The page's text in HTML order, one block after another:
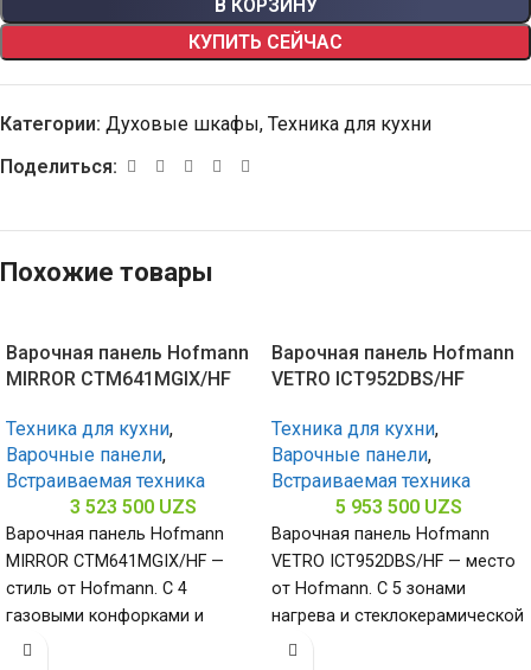
В КОРЗИНУ
КУПИТЬ СЕЙЧАС
Категории: Духовые шкафы, Техника для кухни
Поделиться:
Похожие товары
Варочная панель Hofmann
MIRROR CTM641MGIX/HF
Техника для кухни,
Варочные панели,
Встраиваемая техника
3 523 500 UZS
Варочная панель Hofmann
MIRROR CTM641MGIX/HF —
стиль от Hofmann. С 4
газовыми конфорками и
поверхностью из
Варочная панель Hofmann
VETRO ICT952DBS/HF
Техника для кухни,
Варочные панели,
Встраиваемая техника
5 953 500 UZS
Варочная панель Hofmann
VETRO ICT952DBS/HF — место
от Hofmann. С 5 зонами
нагрева и стеклокерамической
поверхностью (габариты 60 х